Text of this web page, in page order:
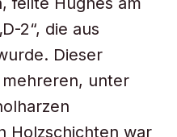
2“, die aus
Dieser
unter
Holzschichten war